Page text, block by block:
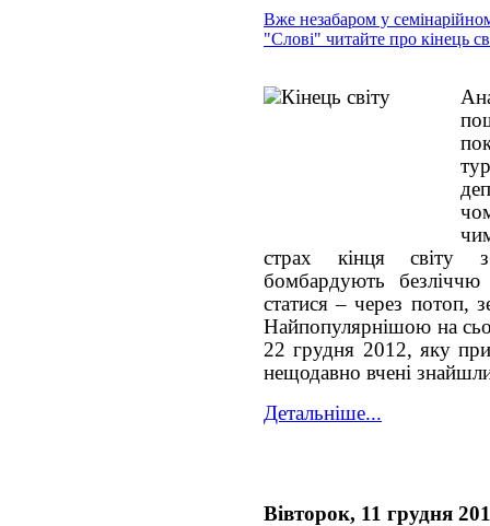
Вже незабаром у
"Слові" читайте про кінець
страх кінця світу
бомбардують
статися – через потоп,
Найпопулярнішою на
22 грудня 2012, яку
нещодавно вчені
Детальніше...
Вівторок, 11 грудня